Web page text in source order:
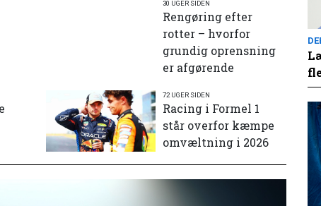
30 UGER SIDEN
Rengøring efter
rotter – hvorfor
grundig oprensning
er afgørende
72 UGER SIDEN
Racing i Formel 1
står overfor kæmpe
omvæltning i 2026